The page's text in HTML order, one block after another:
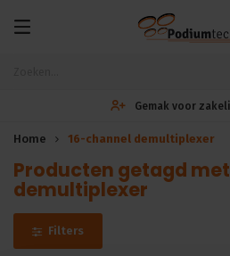
Gemak voor
Home 16-channel demultiplexer
Producten getagd
demultiplexer
Filters